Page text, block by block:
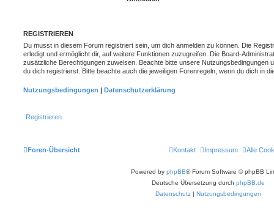
REGISTRIEREN
Du musst in diesem Forum registriert sein, um dich anmelden zu können. Die
erledigt und ermöglicht dir, auf weitere Funktionen zuzugreifen. Die Board-
zusätzliche Berechtigungen zuweisen. Beachte bitte unsere Nutzungsbedingungen
du dich registrierst. Bitte beachte auch die jeweiligen Forenregeln, wenn du dich in
Nutzungsbedingungen | Datenschutzerklärung
Registrieren
Foren-Übersicht Alle
Impressum
Kontakt
Powered by phpBB® Forum Software © phpBB
Deutsche Übersetzung durch phpBB.de
Datenschutz | Nutzungsbedingungen